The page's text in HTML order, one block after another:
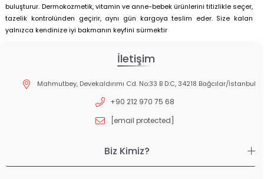
buluşturur. Dermokozmetik, vitamin ve anne-bebek ürünlerini titizlikle seçer,
tazelik kontrolünden geçirir, aynı gün kargoya teslim eder. Size kalan
yalnızca kendinize iyi bakmanın keyfini sürmektir
İletişim
Mahmutbey, Devekaldırımı Cd. No:33 B D:C, 34218 Bağcılar/İstanbul
+90 212 970 75 68
[email protected]
Biz Kimiz?